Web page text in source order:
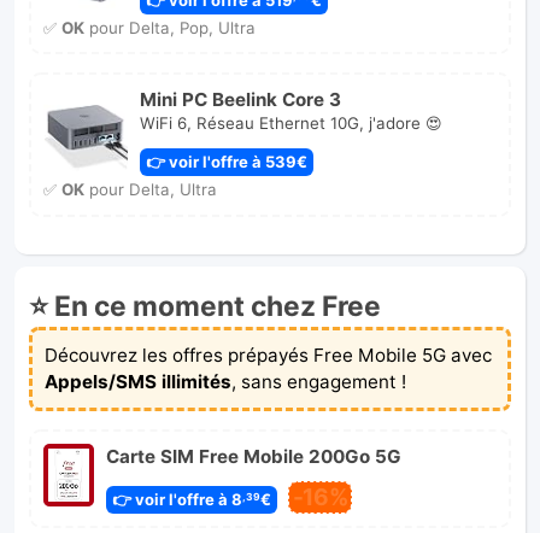
✅ OKpour Delta, Pop, Ultra
Mini PC Beelink Core 3
WiFi 6, Réseau Ethernet 10G, j'adore 😍
👉 voir l'offre à 539€
✅ OKpour Delta, Ultra
⭐ En ce moment chez Free
Découvrez les offres prépayés Free Mobile 5G avec
Appels/SMS illimités, sans engagement !
Carte SIM Free Mobile 200Go 5G
👉 voir l'offre à 8 ,39€ -16%